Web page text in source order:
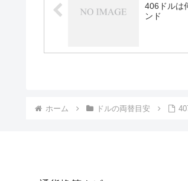
406ドルは
ンド
ホーム ドルの両替目安